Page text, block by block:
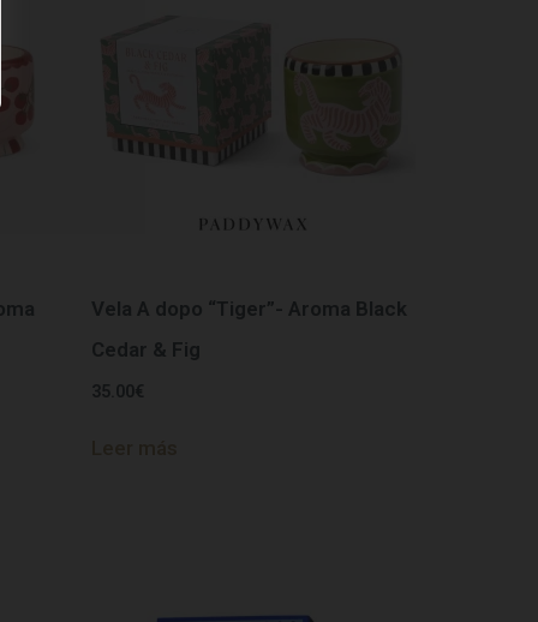
Vela A dopo “Tiger”- Aroma Black
Cedar & Fig
35.00€